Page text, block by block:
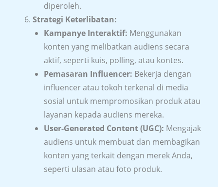
diperoleh.
Strategi Keterlibatan:
Kampanye Interaktif: Menggunakan
konten yang melibatkan audiens secara
aktif, seperti kuis, polling, atau kontes.
Pemasaran Influencer: Bekerja dengan
influencer atau tokoh terkenal di media
sosial untuk mempromosikan produk atau
layanan kepada audiens mereka.
User-Generated Content (UGC): Mengajak
audiens untuk membuat dan membagikan
konten yang terkait dengan merek Anda,
seperti ulasan atau foto produk.